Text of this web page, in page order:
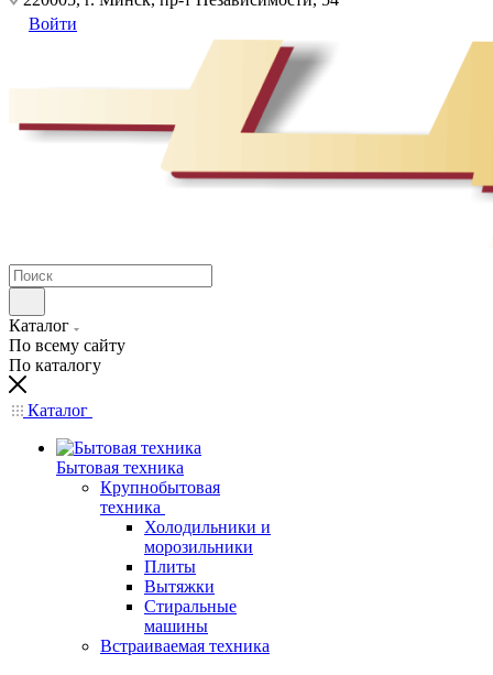
Войти
Каталог
По всему сайту
По каталогу
Каталог
Бытовая техника
Крупнобытовая
техника
Холодильники и
морозильники
Плиты
Вытяжки
Стиральные
машины
Встраиваемая техника